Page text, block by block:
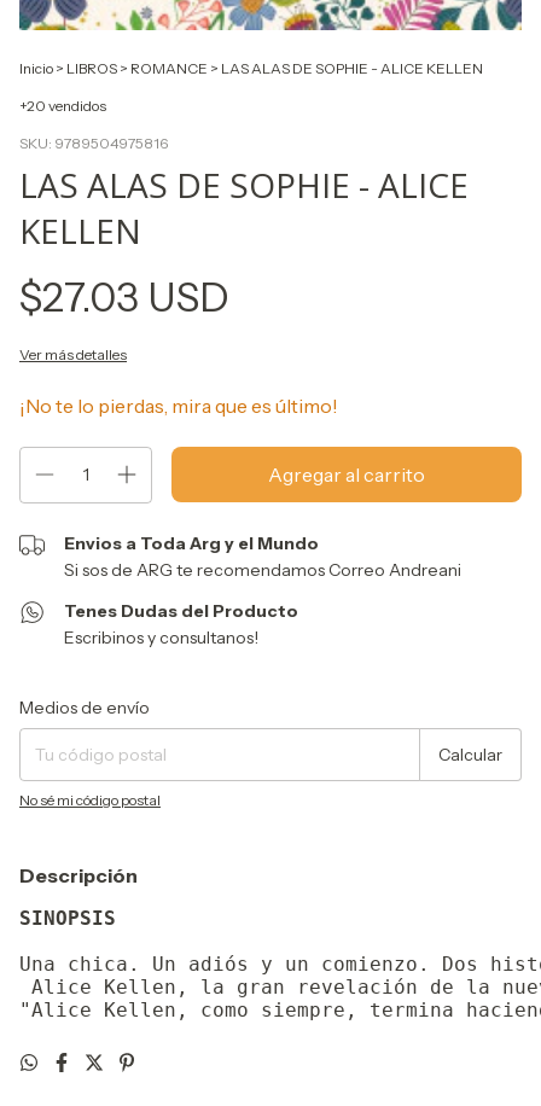
Inicio > LIBROS > ROMANCE > LAS ALAS DE SOPHIE - ALICE KELLEN
+20 vendidos
SKU: 9789504975816
LAS ALAS DE SOPHIE - ALICE
KELLEN
$27.03 USD
Ver más detalles
¡No te lo pierdas, mira que es último!
Envios a Toda Arg y el Mundo
Si sos de ARG te recomendamos Correo Andreani
Tenes Dudas del Producto
Escribinos y consultanos!
Entregas para el CP:
Medios de envío
Calcular
No sé mi código postal
Descripción
SINOPSIS
Una chica. Un adiós y un comienzo. Dos
Alice Kellen, la gran revelación de la
"Alice Kellen, como siempre, termina